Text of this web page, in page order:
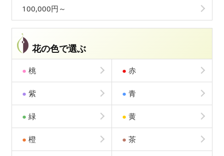
100,000円～
花の色で選ぶ
● 桃 ● 赤
● 紫 ● 青
● 緑 ● 黄
● 橙 ● 茶